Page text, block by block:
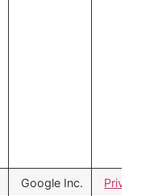
Google Inc. Privacidad